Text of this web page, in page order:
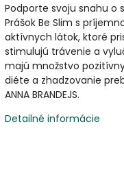
Podporte svoju snahu o
Prášok Be Slim s
aktívnych látok, ktoré
stimulujú trávenie a
majú množstvo
diéte a zhadzovanie
ANNA BRANDEJS.
Detailné informácie